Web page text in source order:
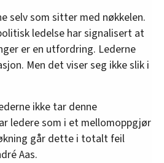
selv som sitter med nøkkelen.
ledelse har signalisert at
er en utfordring. Lederne
Men det viser seg ikke slik i
ikke tar denne
ledere som i et mellomoppgjør
går dette i totalt feil
Aas.